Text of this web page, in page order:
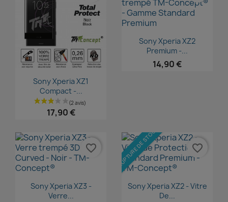
Aperçu rapide
Sony Xperia XZ1
Compact -...
17,90 €
Aperçu rapide
Sony Xperia XZ2
Premium -...
14,90 €
Aperçu rapide
Sony Xperia XZ3 -
Verre...
favorite_border
Aperçu rapide
Sony Xperia XZ2 - Vitre
De...
RUPTURE DE STOCK favorite_border